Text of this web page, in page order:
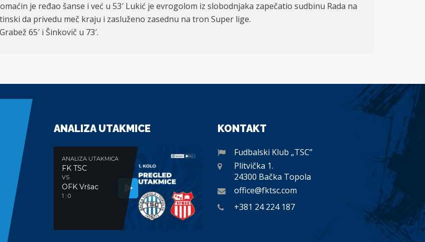
je ređao šanse i već u 53′ Lukić je evrogolom iz slobodnjaka zapečatio sudbinu Rada na
da privedu meč kraju i zasluženo zasednu na tron Super lige.
65′ i Šinkovič u 73′.
ANALIZA UTAKMICE
ANALIZA UTAKMICA
FK TSC
VS
OFK Vršac
1 : 0
KONTAKT
Fudbalski Klub „TSC”
Plitvička 1.
24300 Bačka Topola
office@fktsc.com
+381 24 224 187